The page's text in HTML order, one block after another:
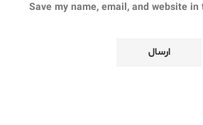
Save my name, email, and website